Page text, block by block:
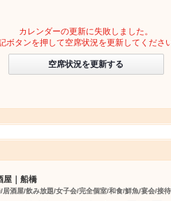
カレンダーの更新に失敗しました。
ボタンを押して空席状況を更新してください
空席状況を更新する
屋｜船橋
居酒屋/飲み放題/女子会/完全個室/和食/鮮魚/宴会/接